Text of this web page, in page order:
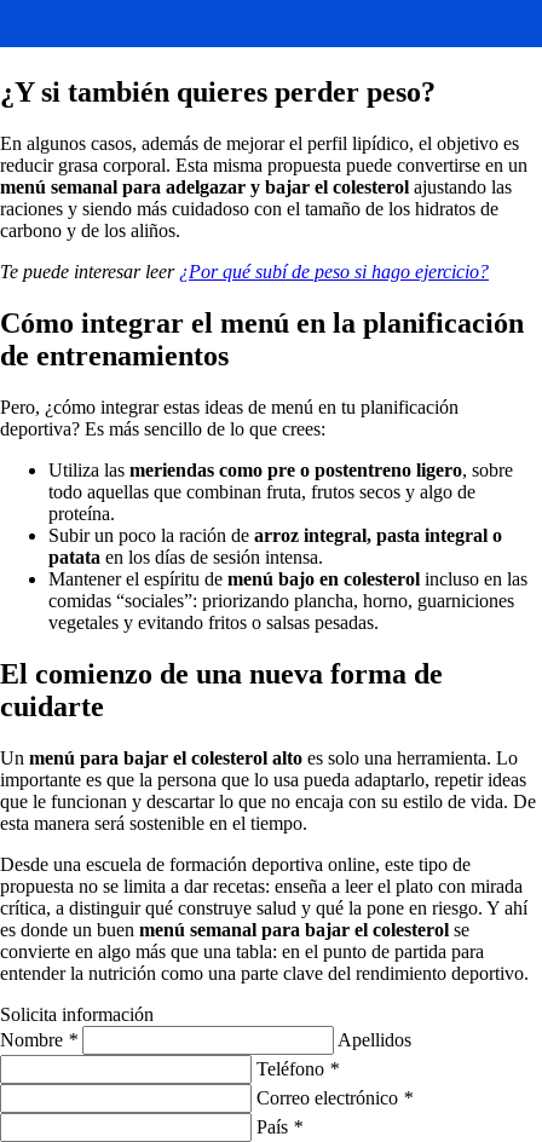
¿Y si también quieres perder peso?
En algunos casos, además de mejorar el perfil lipídico, el objetivo es
reducir grasa corporal. Esta misma propuesta puede convertirse en un
menú semanal para adelgazar y bajar el colesterol ajustando las
raciones y siendo más cuidadoso con el tamaño de los hidratos de
carbono y de los aliños.
Te puede interesar leer ¿Por qué subí de peso si hago ejercicio?
Cómo integrar el menú en la planificación
de entrenamientos
Pero, ¿cómo integrar estas ideas de menú en tu planificación
deportiva? Es más sencillo de lo que crees:
Utiliza las meriendas como pre o postentreno ligero, sobre
todo aquellas que combinan fruta, frutos secos y algo de
proteína.
Subir un poco la ración de arroz integral, pasta integral o
patata en los días de sesión intensa.
Mantener el espíritu de menú bajo en colesterol incluso en las
comidas “sociales”: priorizando plancha, horno, guarniciones
vegetales y evitando fritos o salsas pesadas.
El comienzo de una nueva forma de
cuidarte
Un menú para bajar el colesterol alto es solo una herramienta. Lo
importante es que la persona que lo usa pueda adaptarlo, repetir ideas
que le funcionan y descartar lo que no encaja con su estilo de vida. De
esta manera será sostenible en el tiempo.
Desde una escuela de formación deportiva online, este tipo de
propuesta no se limita a dar recetas: enseña a leer el plato con mirada
crítica, a distinguir qué construye salud y qué la pone en riesgo. Y ahí
es donde un buen menú semanal para bajar el colesterol se
convierte en algo más que una tabla: en el punto de partida para
entender la nutrición como una parte clave del rendimiento deportivo.
Solicita información
Nombre *
Apellidos
Teléfono *
Correo electrónico *
País *